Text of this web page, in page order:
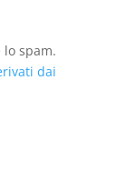
spam.
dai